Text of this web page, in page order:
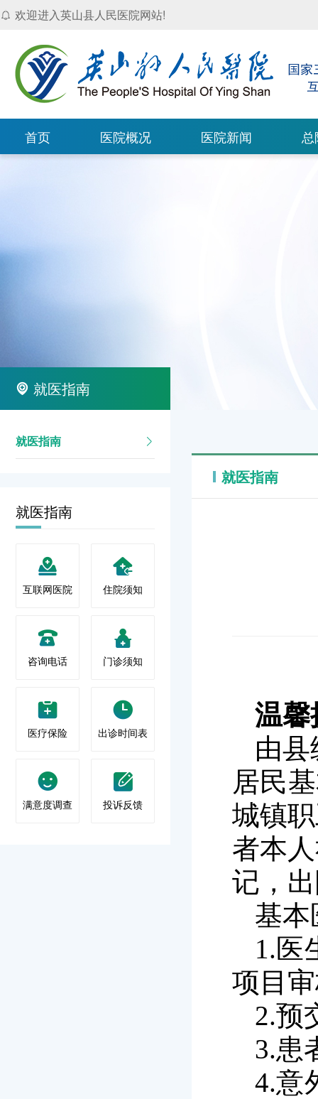
欢迎进入英山县人民医院网站!
首页 医院概况 医院新闻
就医指南
就医指南
就医指南
互联网医院 住院须知
咨询电话 门诊须知
医疗保险 出诊时间表
满意度调查 投诉反馈
就医指南
温馨
由
居民
城镇
者本
记，
基本
1.医
项目
2.预
3.患
4.意